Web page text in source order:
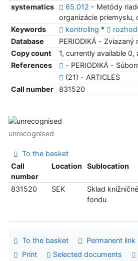
systematics 65.012 - Metódy
organizácie
Keywords
kontroling *
Database
PERIODIKÁ -
Copy count
1, currently available 0,
References
- PERIODIKÁ -
(21) - ARTICLES
Call number
831520
unrecognised
To the basket
Call
number
Location Sublocation
831520 SEK
Sklad
fondu
To the basket Permanent link
Print
Selected documents